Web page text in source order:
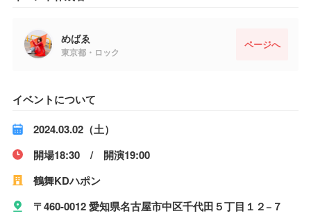
めばゑ
東京都・ロック
ページへ
イベントについて
2024.03.02（土）
開場18:30 / 開演19:00
鶴舞KDハポン
〒460-0012 愛知県名古屋市中区千代田５丁目１２−７